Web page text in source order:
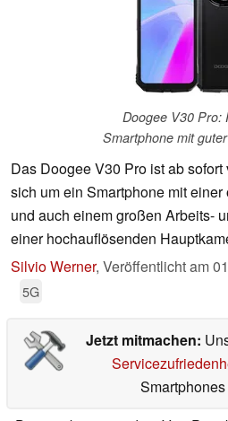
Doogee V30 Pro:
Smartphone mit
Das Doogee V30 Pro ist ab
sich um ein Smartphone mit
und auch einem großen Arbeits-
einer hochauflösenden
Silvio Werner, Veröffentlicht am
5G
Jetzt mitmachen: